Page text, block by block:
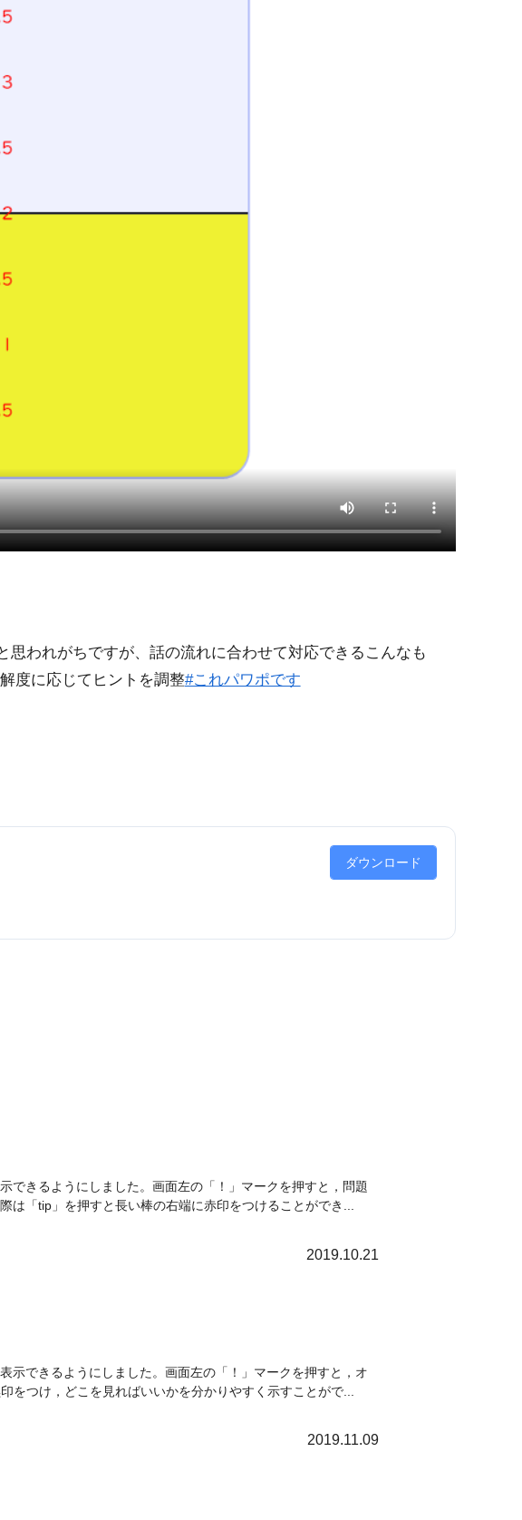
われがちですが、話の流れに合わせて対応できるこんなも
度に応じてヒントを調整#これパワポです
ダウンロード
できるようにしました。画面左の「！」マークを押すと，問題
は「tip」を押すと長い棒の右端に赤印をつけることができ...
2019.10.21
示できるようにしました。画面左の「！」マークを押すと，オ
をつけ，どこを見ればいいかを分かりやすく示すことがで...
2019.11.09